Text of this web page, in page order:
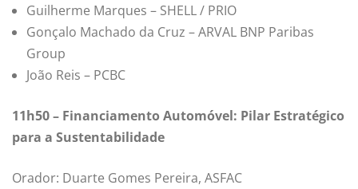
Guilherme Marques – SHELL / PRIO
Gonçalo Machado da Cruz – ARVAL BNP Paribas
Group
João Reis – PCBC
11h50 – Financiamento Automóvel: Pilar Estratégico
para a Sustentabilidade
Orador: Duarte Gomes Pereira, ASFAC